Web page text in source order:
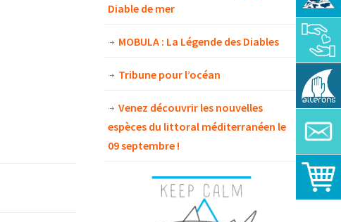
Diable de mer
MOBULA : La Légende des Diables
Tribune pour l’océan
Venez découvrir les nouvelles
espèces du littoral méditerranéen le
09 septembre !